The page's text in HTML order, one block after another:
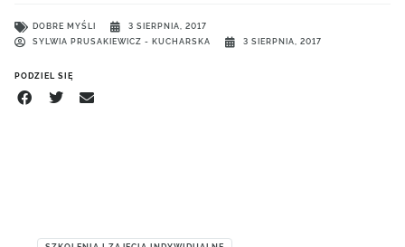
DOBRE MYŚLI
3 SIERPNIA, 2017
SYLWIA PRUSAKIEWICZ - KUCHARSKA
3 SIERPNIA, 2017
PODZIEL SIĘ